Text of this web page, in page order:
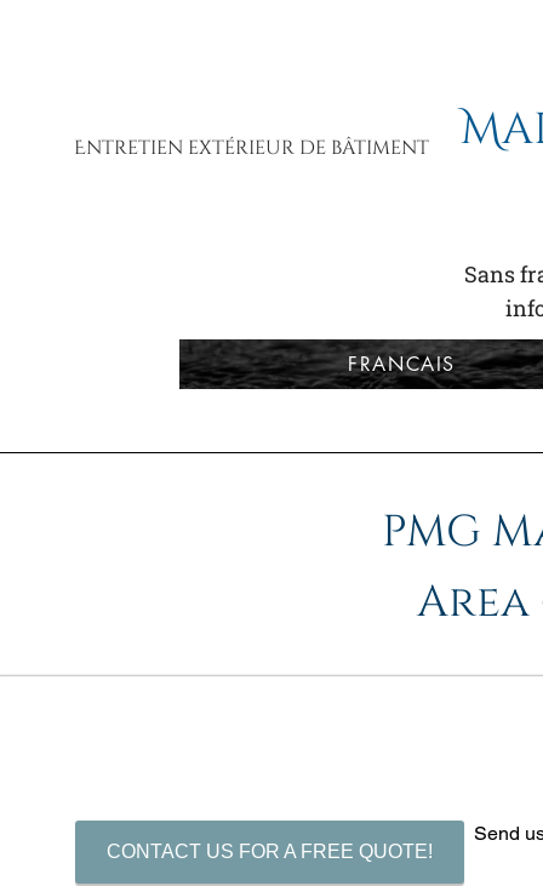
Entretien extérieur de bâtiment
Sans
FRANCAIS
PMG
Area
CONTACT US FOR A FREE QUOTE!
Send